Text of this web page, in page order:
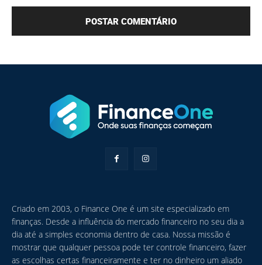
Criado em 2003, o Finance One é um site especializado em
finanças. Desde a influência do mercado financeiro no seu dia a
dia até a simples economia dentro de casa. Nossa missão é
mostrar que qualquer pessoa pode ter controle financeiro, fazer
as escolhas certas financeiramente e ter no dinheiro um aliado